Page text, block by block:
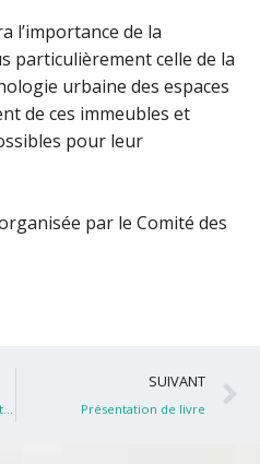
l’importance de la
particulièrement celle de la
urbaine des espaces
de ces immeubles et
pour leur
par le Comité des
XX Concours Arts Plastiques et Photographie
SUIVANT
Présentation de livre